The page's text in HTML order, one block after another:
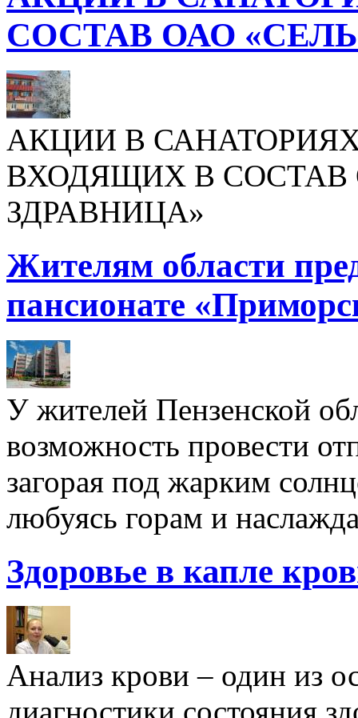
СОСТАВ ОАО
АКЦИИ В
ВХОДЯЩИХ В СОСТАВ
ЗДРАВНИЦА»
Жителям области
пансионате
У жителей Пензенской
возможность провести
загорая под жарким
любуясь горам и
Здоровье в капле
Анализ крови – один из